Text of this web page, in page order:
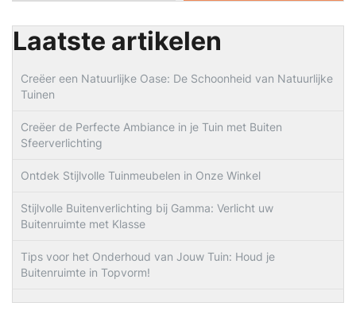
Laatste artikelen
Creëer een Natuurlijke Oase: De Schoonheid van Natuurlijke
Tuinen
Creëer de Perfecte Ambiance in je Tuin met Buiten
Sfeerverlichting
Ontdek Stijlvolle Tuinmeubelen in Onze Winkel
Stijlvolle Buitenverlichting bij Gamma: Verlicht uw
Buitenruimte met Klasse
Tips voor het Onderhoud van Jouw Tuin: Houd je
Buitenruimte in Topvorm!